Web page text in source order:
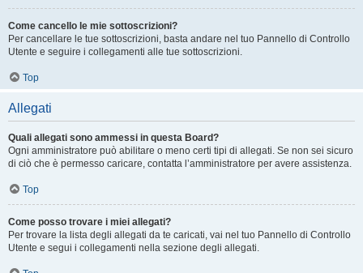
Come cancello le mie sottoscrizioni?
Per cancellare le tue sottoscrizioni, basta andare nel tuo Pannello di Controllo
Utente e seguire i collegamenti alle tue sottoscrizioni.
Top
Allegati
Quali allegati sono ammessi in questa Board?
Ogni amministratore può abilitare o meno certi tipi di allegati. Se non sei sicuro
di ciò che è permesso caricare, contatta l’amministratore per avere assistenza.
Top
Come posso trovare i miei allegati?
Per trovare la lista degli allegati da te caricati, vai nel tuo Pannello di Controllo
Utente e segui i collegamenti nella sezione degli allegati.